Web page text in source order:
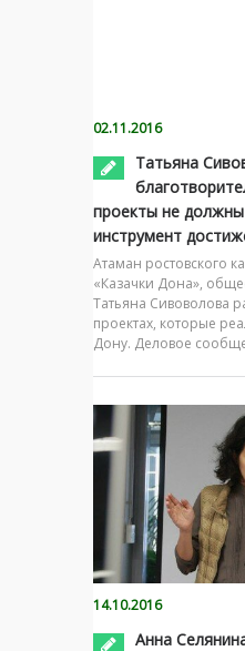
02.11.2016
Татьяна
проекты не
инструмент
Атаман ростовского
«Казачки Дона»,
Татьяна Сивоволова
проектах, которые
Дону. Деловое
14.10.2016
Анна